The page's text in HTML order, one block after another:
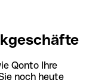
Qonto Ihre
noch heute